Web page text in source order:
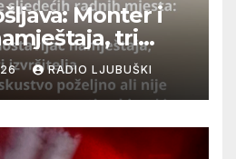
Monter i
tri
RADIO LJUBUŠKI